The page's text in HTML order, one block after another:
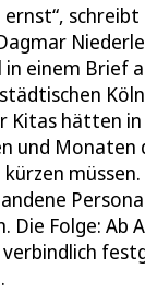
schreibt
einem Brief
städtischen
Kitas hätten in
und Monaten
müssen.
Die Folge: Ab